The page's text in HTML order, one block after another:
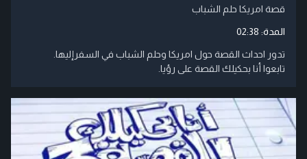
قصة امريكا حلم الشباب
المدة: 02:38
تدور احداث القصة حول امريكا وحلم الشباب في السفرإليها.
تابعوا أنا بحكيلك القصة على رؤيا.